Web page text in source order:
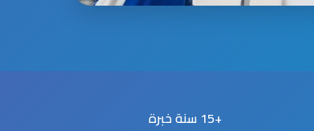
+15 سنة خبرة